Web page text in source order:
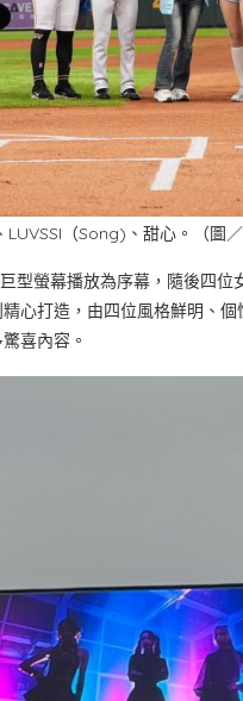
LUVSSI（Song)、甜心。（圖
型螢幕播放為序幕，隨後四
心打造，由四位風格鮮明、
喜內容。